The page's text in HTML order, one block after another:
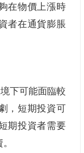
在物價上漲時
者在通貨膨脹
下可能面臨較
，短期投資可
期投資者需要